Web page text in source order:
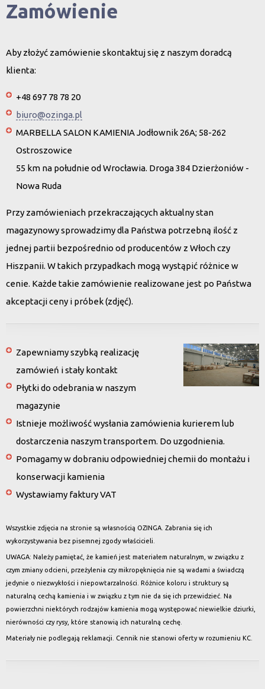
Zamówienie
Aby złożyć zamówienie skontaktuj się z naszym doradcą
klienta:
+48 697 78 78 20
biuro@ozinga.pl
MARBELLA SALON KAMIENIA Jodłownik 26A; 58-262
Ostroszowice
55 km na południe od Wrocławia. Droga 384 Dzierżoniów -
Nowa Ruda
Przy zamówieniach przekraczających aktualny stan
magazynowy sprowadzimy dla Państwa potrzebną ilość z
jednej partii bezpośrednio od producentów z Włoch czy
Hiszpanii. W takich przypadkach mogą wystąpić różnice w
cenie. Każde takie zamówienie realizowane jest po Państwa
akceptacji ceny i próbek (zdjęć).
Zapewniamy szybką realizację
zamówień i stały kontakt
Płytki do odebrania w naszym
magazynie
Istnieje możliwość wysłania zamówienia kurierem lub
dostarczenia naszym transportem. Do uzgodnienia.
Pomagamy w dobraniu odpowiedniej chemii do montażu i
konserwacji kamienia
Wystawiamy faktury VAT
Wszystkie zdjęcia na stronie są własnością OZINGA. Zabrania się ich
wykorzystywania bez pisemnej zgody właścicieli.
UWAGA: Należy pamiętać, że kamień jest materiałem naturalnym, w związku z
czym zmiany odcieni, przeżylenia czy mikropęknięcia nie są wadami a świadczą
jedynie o niezwykłości i niepowtarzalności. Różnice koloru i struktury są
naturalną cechą kamienia i w związku z tym nie da się ich przewidzieć. Na
powierzchni niektórych rodzajów kamienia mogą występować niewielkie dziurki,
nierówności czy rysy, które stanowią ich naturalną cechę.
Materiały nie podlegają reklamacji. Cennik nie stanowi oferty w rozumieniu KC.